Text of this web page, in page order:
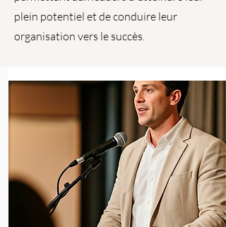
plein potentiel et de conduire leur
organisation vers le succès.